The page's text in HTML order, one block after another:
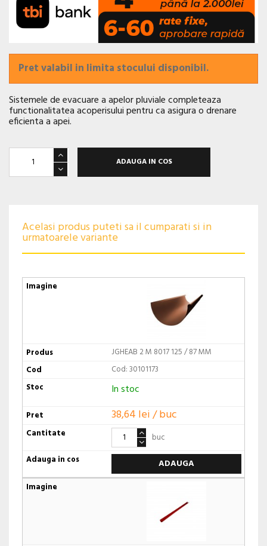
Pret valabil in limita stocului disponibil.
Sistemele de evacuare a apelor pluviale completeaza
functionalitatea acoperisului pentru ca asigura o drenare
eficienta a apei.
ADAUGA IN COS
Acelasi produs puteti sa il cumparati si in
urmatoarele variante
JGHEAB 2 M 8017 125 / 87 MM
Cod: 30101173
In stoc
38,64 lei / buc
buc
ADAUGA